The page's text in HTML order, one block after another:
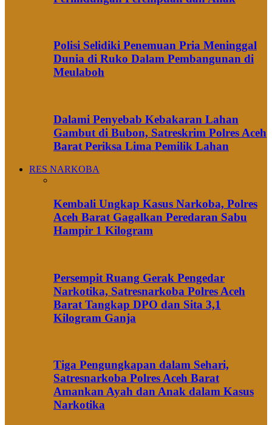
Polisi Selidiki Penemuan Pria Meninggal
Dunia di Ruko Dalam Pembangunan di
Meulaboh
Dalami Penyebab Kebakaran Lahan
Gambut di Bubon, Satreskrim Polres Aceh
Barat Periksa Lima Pemilik Lahan
RES NARKOBA
Kembali Ungkap Kasus Narkoba, Polres
Aceh Barat Gagalkan Peredaran Sabu
Hampir 1 Kilogram
Persempit Ruang Gerak Pengedar
Narkotika, Satresnarkoba Polres Aceh
Barat Tangkap DPO dan Sita 3,1
Kilogram Ganja
Tiga Pengungkapan dalam Sehari,
Satresnarkoba Polres Aceh Barat
Amankan Ayah dan Anak dalam Kasus
Narkotika